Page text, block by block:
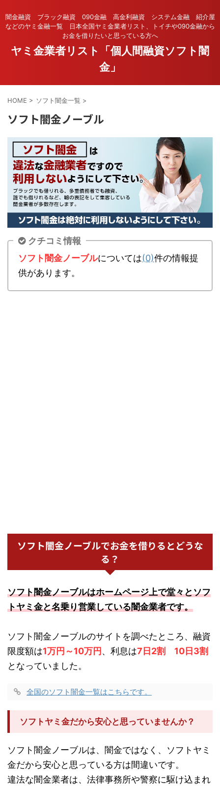
闇金融資 ブラック融資 090金融 高金利融資 システム金融 紹介屋
などのヤミ金融一覧 日本全国ヤミ金業者リスト、トイチや090金融から
お金を借りたいと思っている方へ
ヤミ金業者リスト「個人間融資ソフト闇
金」
HOME > ソフト闇金一覧 >
ソフト闇金ノーブル
クチコミ情報
ソフト闇金ノーブルについては(0)件の情報提
供があります。
ソフト闇金ノーブルでお金を借りるとどうな
る？
ソフト闇金ノーブルはホームページ上で堂々とソフ
トヤミ金と名乗り営業している闇金業者です。
ソフト闇金ノーブルのサイトを調べたところ、融資
限度額は1万円～10万円 、利息は7日2割 10日3割
となっていました。
全国のソフト闇金一覧はこちらです。
ソフトヤミ金だから安心と思っていませんか？
ソフト闇金ノーブルは、闇金ではなく、ソフトヤミ
金だから安心と思っている方は間違いです。
違法な闇金業者は、法律事務所や警察に駆け込まれ